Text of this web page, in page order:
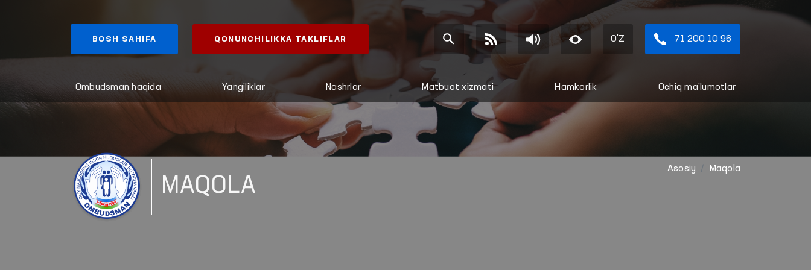
BOSH SAHIFA QONUNCHILIKKA TAKLIFLAR O'Z 71 200 10 96
Ombudsman haqida Yangiliklar Nashrlar Matbuot xizmati Hamkorlik Ochiq ma'lumotlar
MAQOLA
Asosiy Maqola